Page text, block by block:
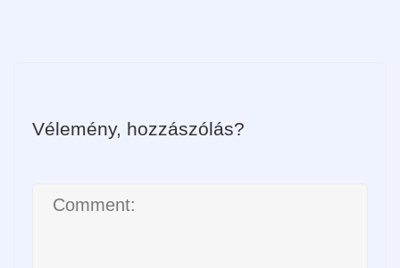
Vélemény, hozzászólás?